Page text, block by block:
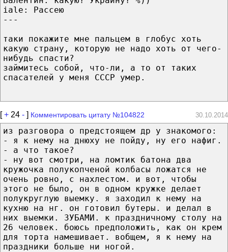
iale: Рассею
---
таки покажите мне пальцем в глобус хоть
какую страну, которую не надо хоть от чего-
нибудь спасти?
займитесь собой, что-ли, а то от таких
спасателей у меня СССР умер.
[+ 24 - ] Комментировать цитату №104822 30.10.2014
из разговора о предстоящем др у знакомого:
- я к нему на днюху не пойду, ну его нафиг.
- а что такое?
- ну вот смотри, на ломтик батона два
кружочка полукопченой колбасы ложатся не
очень ровно, с нахлестом. и вот, чтобы
этого не было, он в одном кружке делает
полукруглую выемку. я заходил к нему на
кухню на нг. он готовил бутеры. и делал в
них выемки. ЗУБАМИ. к праздничному столу на
26 человек. боюсь предположить, как он крем
для торта намешивает. вобщем, я к нему на
праздники больше ни ногой.